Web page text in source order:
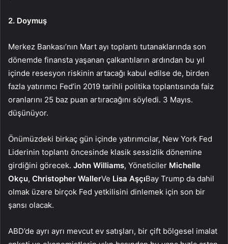
2. Doymuş
Merkez Bankası’nın Mart ayı toplantı tutanaklarında son
dönemde finansta yaşanan çalkantıların ardından bu yıl
içinde resesyon riskinin artacağı kabul edilse de, birden
fazla yatırımcı Fed’in 2019 tarihli politika toplantısında faiz
oranlarını 25 baz puan artıracağını söyledi. 3 Mayıs.
düşünüyor.
Önümüzdeki birkaç gün içinde yatırımcılar, New York Fed
Liderinin toplantı öncesinde klasik sessizlik dönemine
girdiğini görecek. John Williams, Yöneticiler Michelle
Okçu, Christopher WallerVe Lisa AşçıBay Trump da dahil
olmak üzere birçok Fed yetkilisini dinlemek için son bir
şansı olacak.
ABD’de ayrı ayrı mevcut ev satışları, bir çift bölgesel imalat